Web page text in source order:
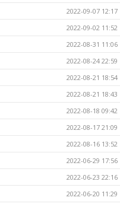
2022-09-07 12:17
2022-09-02 11:52
2022-08-31 11:06
2022-08-24 22:59
2022-08-21 18:54
2022-08-21 18:43
2022-08-18 09:42
2022-08-17 21:09
2022-08-16 13:52
2022-06-29 17:56
2022-06-23 22:16
2022-06-20 11:29